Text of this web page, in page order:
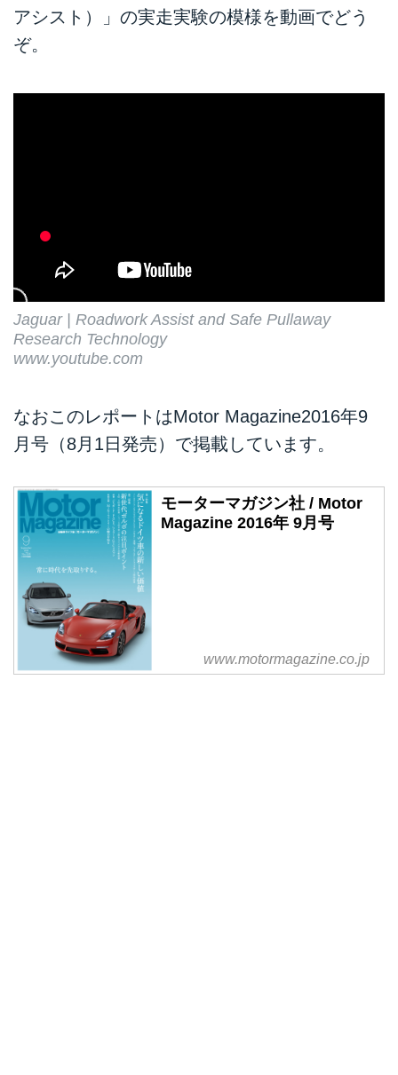
アシスト）」の実走実験の模様を動画でどう
ぞ。
Jaguar | Roadwork Assist and Safe Pullaway
Research Technology
www.youtube.com
なおこのレポートはMotor Magazine2016年9
月号（8月1日発売）で掲載しています。
モーターマガジン社 / Motor
Magazine 2016年 9月号
www.motormagazine.co.jp